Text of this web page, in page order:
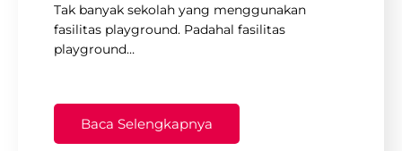
Tak banyak sekolah yang menggunakan
fasilitas playground. Padahal fasilitas
playground…
Baca Selengkapnya